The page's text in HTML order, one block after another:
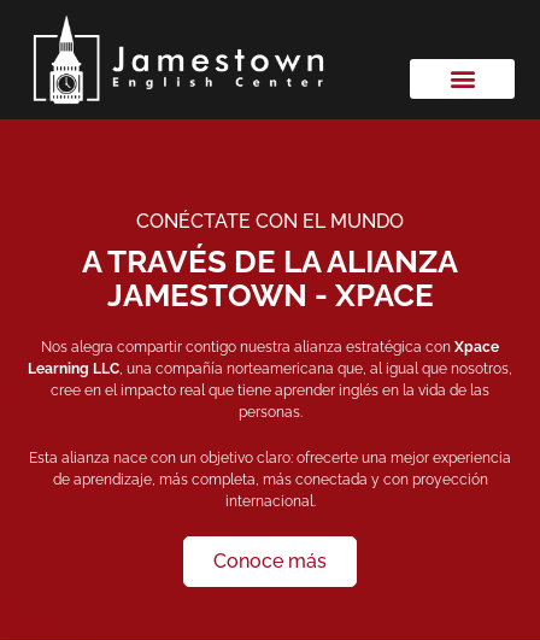
CONÉCTATE CON EL MUNDO
A TRAVÉS DE LA ALIANZA
JAMESTOWN - XPACE
Nos alegra compartir contigo nuestra alianza estratégica con Xpace
Learning LLC, una compañía norteamericana que, al igual que nosotros,
cree en el impacto real que tiene aprender inglés en la vida de las
personas.
Esta alianza nace con un objetivo claro: ofrecerte una mejor experiencia
de aprendizaje, más completa, más conectada y con proyección
internacional.
Conoce más